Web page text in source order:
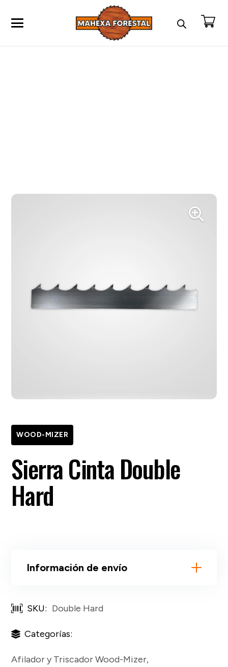
WOOD-MIZER
Sierra Cinta Double
Hard
Información de envío
SKU: Double Hard
Categorías:
Afilador y Triscador Wood-Mizer,